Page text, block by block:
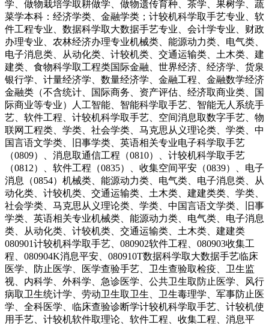
学、做物栽培学取耕做学、做物遗传育种、茶学、果树学、蔬
菜学本科：经济学类、金融学类；计较机科学取手艺专业、软
件工程专业、数据科学取大数据手艺专业、会计学专业、财政
办理专业、农林经济办理专业机械类、能源动力类、电气类、
电子消息类、从动化类、计较机类、交通运输类、土木类、建
建类、食物科学取工程类国际金融、世界经济、经济学、货泉
银行学、计量经济学、数量经济学、金融工程、金融数学经济
金融类（不含统计、国际商务、资产评估、经济取商业类、国
际商业等专业）人工智能、智能科学取手艺、智能无人系统手
艺、软件工程、计较机科学取手艺、空间消息取数字手艺、物
联网工程类、学类、社会学类、马克思从义理论类、学类、中
国言语文学类、旧事学类、英语相关专业电子科学取手艺
（0809）、消息取通信工程（0810）、计较机科学取手艺
（0812）、软件工程（0835）、收集空间平安（0839）、电子
消息（0854）机械类、能源动力类、电气类、电子消息类、从
动化类、计较机类、交通运输类、土木类、建建类类、学类、
社会学类、马克思从义理论类、学类、中国言语文学类、旧事
学类、英语相关专业机械类、能源动力类、电气类、电子消息
类、从动化类、计较机类、交通运输类、土木类、建建类
080901计较机科学取手艺、080902软件工程、080903收集工
程、080904K消息平安、080910T数据科学取大数据手艺临床
医学、防止医学、医学查验手艺、卫生查验取检疫、卫生监
视、内科学、外科学、急诊医学、公共卫生取防止医学、风行
病取卫生统计学、劳动卫生取卫生、卫生毒理学、军事防止医
学、全科医学、临床查验诊断学计较机科学取手艺、计较机使
用手艺、计较机软件取理论、软件工程、收集工程、消息平